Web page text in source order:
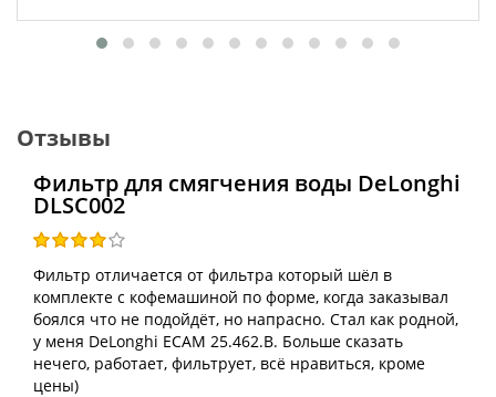
Отзывы
Фильтр для смягчения воды DeLonghi
DLSC002
Фильтр отличается от фильтра который шёл в
комплекте с кофемашиной по форме, когда заказывал
боялся что не подойдёт, но напрасно. Стал как родной,
у меня DeLonghi ECAM 25.462.B. Больше сказать
нечего, работает, фильтрует, всё нравиться, кроме
цены)